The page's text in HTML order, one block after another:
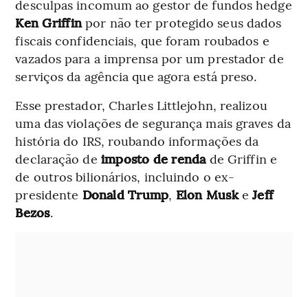
desculpas incomum ao gestor de fundos hedge
Ken Griffinpor não ter protegido seus dados
fiscais confidenciais, que foram roubados e
vazados para a imprensa por um prestador de
serviços da agência que agora está preso.
Esse prestador, Charles Littlejohn, realizou
uma das violações de segurança mais graves da
história do IRS, roubando informações da
declaração de imposto de rendade Griffin e
de outros bilionários, incluindo o ex-
presidente Donald Trump, Elon MuskeJeff
Bezos.